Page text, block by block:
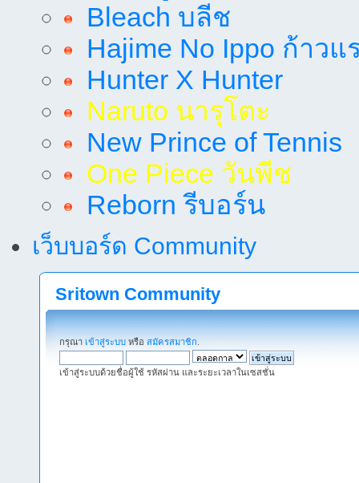
Bleach บลีช
Hajime No Ippo ก้าวแ
Hunter X Hunter
Naruto นารุโตะ
New Prince of Tennis
One Piece วันพีช
Reborn รีบอร์น
เว็บบอร์ด Community
Sritown Community
กรุณา เข้าสู่ระบบ หรือ สมัครสมาชิก
เข้าสู่ระบบด้วยชื่อผู้ใช้ รหัสผ่าน และระยะเวลาในเซสชั่น